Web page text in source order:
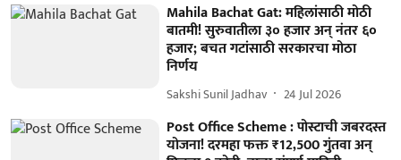
Mahila Bachat Gat: महिलांसाठी मोठी
बातमी! सुरुवातीला ३० हजार अन् नंतर ६०
हजार; बचत गटांसाठी सरकारचा मोठा
निर्णय
Sakshi Sunil Jadhav 24 Jul 2026
Post Office Scheme : पोस्टाची जबरदस्त
योजना! दरमहा फक्त ₹12,500 गुंतवा अन्